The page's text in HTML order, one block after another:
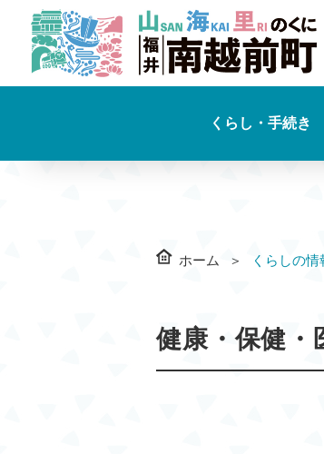
くらし・手続き
ホーム くらしの情
健康・保健・